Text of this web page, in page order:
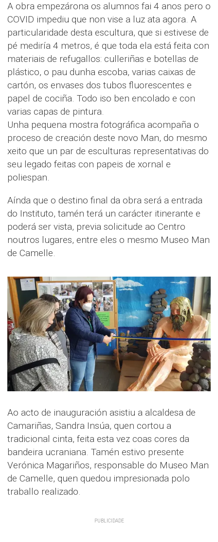
A obra empezárona os alumnos fai 4 anos pero o
COVID impediu que non vise a luz ata agora. A
particularidade desta escultura, que si estivese de
pé mediría 4 metros, é que toda ela está feita con
materiais de refugallos: culleriñas e botellas de
plástico, o pau dunha escoba, varias caixas de
cartón, os envases dos tubos fluorescentes e
papel de cociña. Todo iso ben encolado e con
varias capas de pintura.
Unha pequena mostra fotográfica acompaña o
proceso de creación deste novo Man, do mesmo
xeito que un par de esculturas representativas do
seu legado feitas con papeis de xornal e
poliespan.
Aínda que o destino final da obra será a entrada
do Instituto, tamén terá un carácter itinerante e
poderá ser vista, previa solicitude ao Centro
noutros lugares, entre eles o mesmo Museo Man
de Camelle.
Ao acto de inauguración asistiu a alcaldesa de
Camariñas, Sandra Insúa, quen cortou a
tradicional cinta, feita esta vez coas cores da
bandeira ucraniana. Tamén estivo presente
Verónica Magariños, responsable do Museo Man
de Camelle, quen quedou impresionada polo
traballo realizado.